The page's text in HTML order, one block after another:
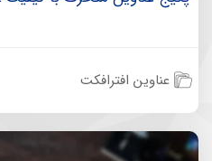
عناوین افترافکت